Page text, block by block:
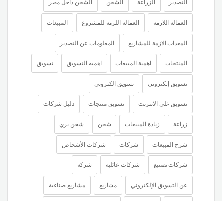
التصدير الزراعة الشحن الشحن داخل مصر
العمالة اللازمة العمالة اللزمة للمشروع المبيعات
المعدات الازمة للمشاريع المعلومات عن التصدير
المنتجات اهمية المبيعات اهميه التسويق تسويق
تسويق إلكتروني تسويق الكترونى
تسويق على الانترنت تسويق منتجات دليل شركات
زراعة زيادة المبيعات شحن شحن بري
شرح المبيعات شركات شركات الأشخاص
شركات تصنيع شركات عائلية شركة
عن التسويق الإلكتروني مشاريع مشاريع صناعية